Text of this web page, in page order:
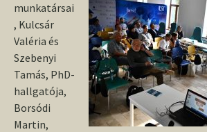
munkatársai
, Kulcsár
Valéria és
Szebenyi
Tamás, PhD-
hallgatója,
Borsódi
Martin,